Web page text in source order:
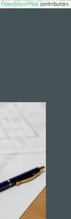
OpenStreetMap contributors